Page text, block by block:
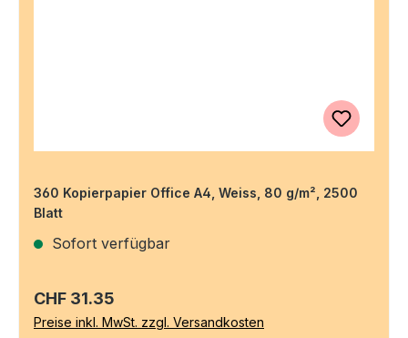
360 Kopierpapier Office A4, Weiss, 80 g/m², 2500
Blatt
Sofort verfügbar
Regulärer Preis:
CHF 31.35
Preise inkl. MwSt. zzgl. Versandkosten